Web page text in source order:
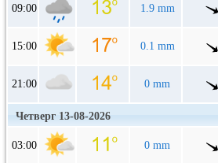
09:00 1.9 mm
15:00 0.1 mm
21:00 0 mm
Четверг 13-08-2026
03:00 0 mm